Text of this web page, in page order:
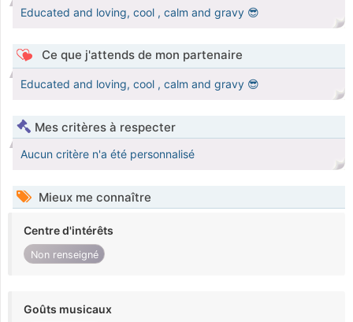
Educated and loving, cool , calm and gravy 😎
Ce que j'attends de mon partenaire
Educated and loving, cool , calm and gravy 😎
Mes critères à respecter
Aucun critère n'a été personnalisé
Mieux me connaître
Centre d'intérêts
Non renseigné
Goûts musicaux